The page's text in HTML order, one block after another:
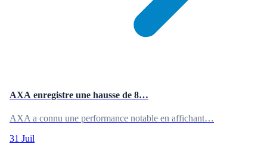
AXA enregistre une hausse de 8…
AXA a connu une performance notable en affichant…
31 Juil